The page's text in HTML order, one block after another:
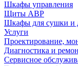
Шкафы управления
Щиты АВР
Шкафы для сушки и
Услуги
Проектирование,
Диагностика и
Сервисное